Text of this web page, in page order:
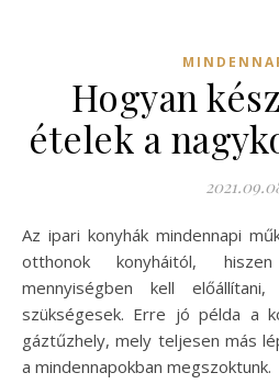
Hogyan
ételek a
Az ipari konyhák mindennapi működése nagyban eltér az
otthonok konyháitól,
mennyiségben kell
szükségesek. Erre jó példa a
gáztűzhely, mely teljesen más
a mindennapokban megszoktunk.